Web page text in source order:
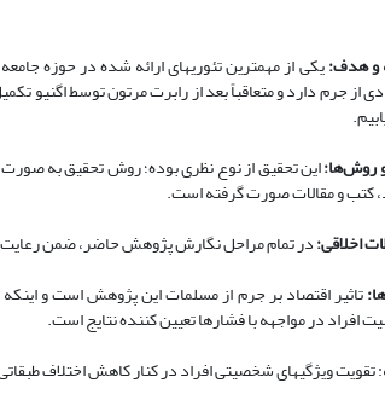
و هدف:یکی از مهمترین تئوریهای ارائه شده در حوزه
از جرم دارد و متعاقباً بعد از رابرت مرتون توسط
روش‌ها:این تحقیق از نوع نظری بوده؛ روش تحقیق به
کتب و مقالات صورت گرفته است.
اخلاقی:در تمام مراحل نگارش پژوهش حاضر، ضمن
تاثیر اقتصاد بر جرم از مسلمات این پژوهش است و
افراد در مواجهه با فشارها تعیین کننده نتایج است.
: تقویت ویژگیهای شخصیتی افراد در کنار کاهش اختلاف